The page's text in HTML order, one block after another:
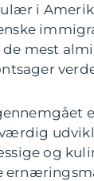
i
mest
og